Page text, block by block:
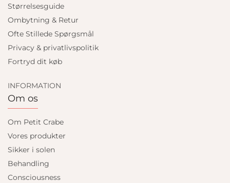
Størrelsesguide
Ombytning & Retur
Ofte Stillede Spørgsmål
Privacy & privatlivspolitik
Fortryd dit køb
INFORMATION
Om os
Om Petit Crabe
Vores produkter
Sikker i solen
Behandling
Consciousness